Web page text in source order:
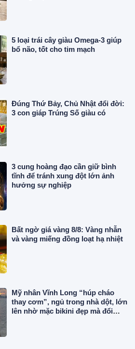
5 loại trái cây giàu Omega-3 giúp
bổ não, tốt cho tim mạch
Đúng Thứ Bảy, Chủ Nhật đổi đời:
3 con giáp Trúng Số giàu có
3 cung hoàng đạo cần giữ bình
tĩnh để tránh xung đột lớn ảnh
hưởng sự nghiệp
Bất ngờ giá vàng 8/8: Vàng nhẫn
và vàng miếng đồng loạt hạ nhiệt
Mỹ nhân Vĩnh Long “húp cháo
thay cơm”, ngủ trong nhà dột, lớn
lên nhờ mặc bikini đẹp mà đổi